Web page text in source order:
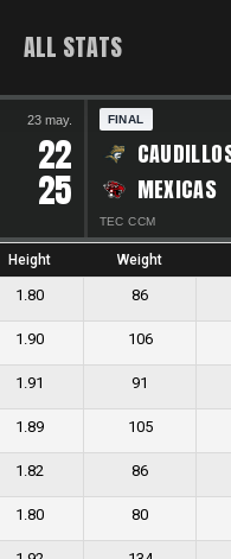
ALL STATS
23 may.
22
25
FINAL
MEXICAS
TEC CCM
Height Weight
1.80 86
1.90 106
1.91 91
1.89 105
1.82 86
1.80 80